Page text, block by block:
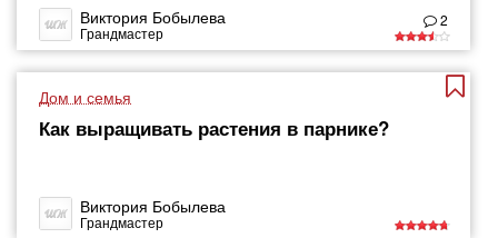
Виктория Бобылева
Грандмастер
2
Дом и семья
Как выращивать растения в парнике?
Виктория Бобылева
Грандмастер